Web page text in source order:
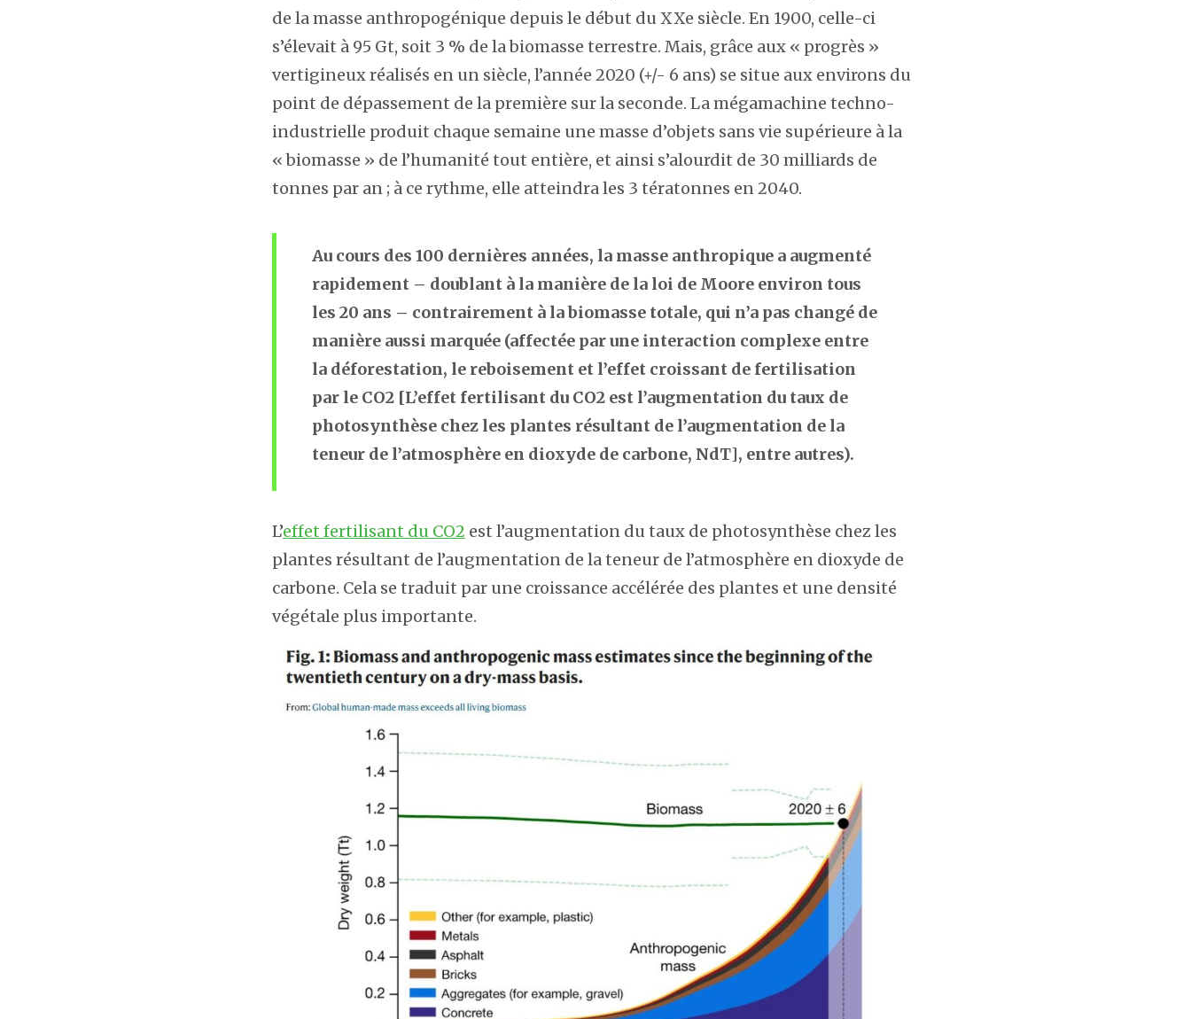
de la masse anthropogénique depuis le début du XXe siècle. En 1900, celle-ci
s’élevait à 95 Gt, soit 3 % de la biomasse terrestre. Mais, grâce aux « progrès »
vertigineux réalisés en un siècle, l’année 2020 (+/- 6 ans) se situe aux environs du
point de dépassement de la première sur la seconde. La mégamachine techno-
industrielle produit chaque semaine une masse d’objets sans vie supérieure à la
« biomasse » de l’humanité tout entière, et ainsi s’alourdit de 30 milliards de
tonnes par an ; à ce rythme, elle atteindra les 3 tératonnes en 2040.
Au cours des 100 dernières années, la masse anthropique a augmenté
rapidement – doublant à la manière de la loi de Moore environ tous
les 20 ans – contrairement à la biomasse totale, qui n’a pas changé de
manière aussi marquée (affectée par une interaction complexe entre
la déforestation, le reboisement et l’effet croissant de fertilisation
par le CO2 [L’effet fertilisant du CO2 est l’augmentation du taux de
photosynthèse chez les plantes résultant de l’augmentation de la
teneur de l’atmosphère en dioxyde de carbone, NdT], entre autres).
L’effet fertilisant du CO2 est l’augmentation du taux de photosynthèse chez les
plantes résultant de l’augmentation de la teneur de l’atmosphère en dioxyde de
carbone. Cela se traduit par une croissance accélérée des plantes et une densité
végétale plus importante.